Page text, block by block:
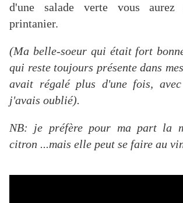
d'une salade verte vous
printanier.
(Ma belle-soeur qui était fort
qui reste toujours présente dans
avait régalé plus d'une fois,
j'avais oublié).
NB: je préfère pour ma part la
citron ...mais elle peut se faire au